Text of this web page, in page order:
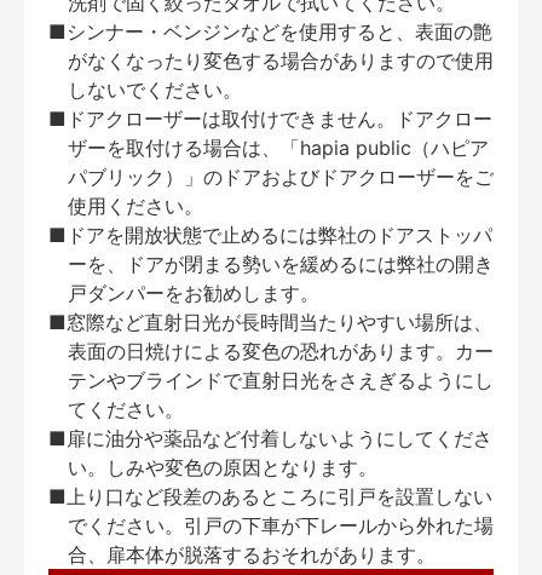
■シンナー・ベンジンなどを使用すると、表面の艶
がなくなったり変色する場合がありますので使用
しないでください。
■ドアクローザーは取付けできません。ドアクロー
ザーを取付ける場合は、「hapia public（ハピア
パブリック）」のドアおよびドアクローザーをご
使用ください。
■ドアを開放状態で止めるには弊社のドアストッパ
ーを、ドアが閉まる勢いを緩めるには弊社の開き
戸ダンパーをお勧めします。
■窓際など直射日光が長時間当たりやすい場所は、
表面の日焼けによる変色の恐れがあります。カー
テンやブラインドで直射日光をさえぎるようにし
てください。
■扉に油分や薬品など付着しないようにしてくださ
い。しみや変色の原因となります。
■上り口など段差のあるところに引戸を設置しない
でください。引戸の下車が下レールから外れた場
合、扉本体が脱落するおそれがあります。